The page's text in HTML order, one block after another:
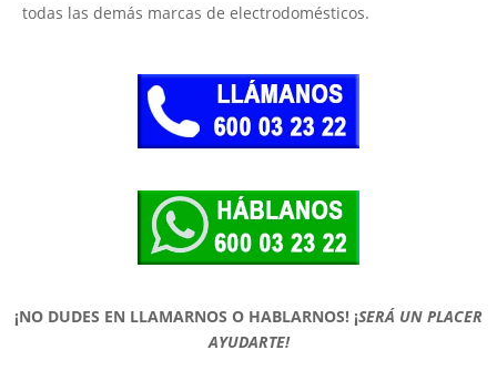
todas las demás marcas de electrodomésticos.
¡NO DUDES EN LLAMARNOS O HABLARNOS! ¡SERÁ UN PLACER
AYUDARTE!